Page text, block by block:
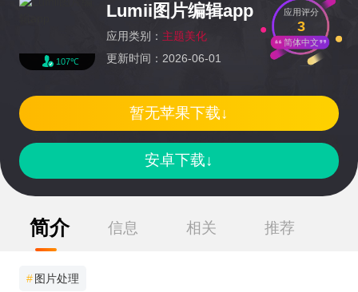
107℃
Lumii图片编辑app
应用类别： 主题美化
更新时间：2026-06-01
应用评分
3
简体中文
安卓下载↓
暂无苹果下载↓
简介 信息 相关 推荐
# 图片处理